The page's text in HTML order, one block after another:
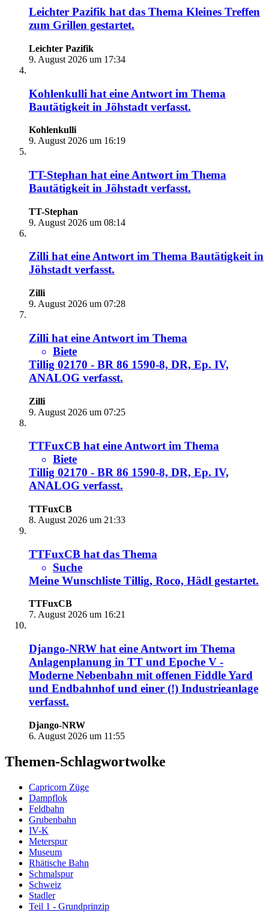
Leichter Pazifik hat das Thema Kleines Treffen
zum Grillen gestartet.
Leichter Pazifik
9. August 2026 um 17:34
Kohlenkulli hat eine Antwort im Thema
Bautätigkeit in Jöhstadt verfasst.
Kohlenkulli
9. August 2026 um 16:19
TT-Stephan hat eine Antwort im Thema
Bautätigkeit in Jöhstadt verfasst.
TT-Stephan
9. August 2026 um 08:14
Zilli hat eine Antwort im Thema Bautätigkeit in
Jöhstadtverfasst.
Zilli
9. August 2026 um 07:28
Zilli hat eine Antwort im Thema
Biete
Tillig 02170 - BR 86 1590-8, DR, Ep. IV,
ANALOG verfasst.
Zilli
9. August 2026 um 07:25
TTFuxCB hat eine Antwort im Thema
Biete
Tillig 02170 - BR 86 1590-8, DR, Ep. IV,
ANALOG verfasst.
TTFuxCB
8. August 2026 um 21:33
TTFuxCB hat das Thema
Suche
Meine Wunschliste Tillig, Roco, Hädl gestartet.
TTFuxCB
7. August 2026 um 16:21
Django-NRW hat eine Antwort im Thema
Anlagenplanung in TT und Epoche V -
Moderne Nebenbahn mit offenen Fiddle Yard
und Endbahnhof und einer (!) Industrieanlage
verfasst.
Django-NRW
6. August 2026 um 11:55
Themen-Schlagwortwolke
Capricorn Züge
Dampflok
Feldbahn
Grubenbahn
IV-K
Meterspur
Museum
Rhätische Bahn
Schmalspur
Schweiz
Stadler
Teil 1 - Grundprinzip